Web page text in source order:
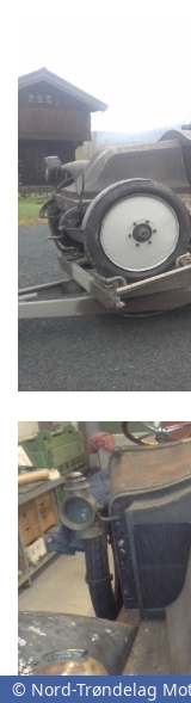
© Nord-Trøndelag